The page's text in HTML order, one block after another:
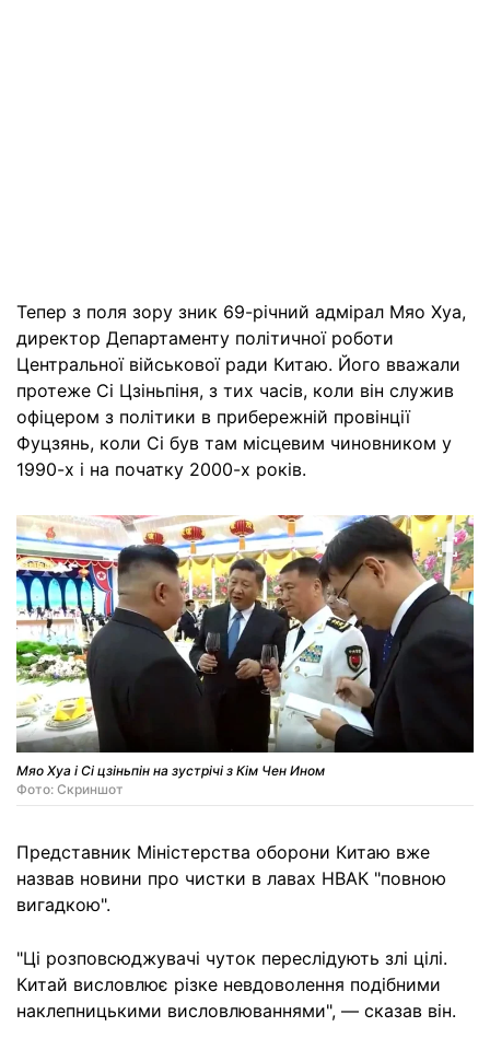
Тепер з поля зору зник 69-річний адмірал Мяо Хуа,
директор Департаменту політичної роботи
Центральної військової ради Китаю. Його вважали
протеже Сі Цзіньпіня, з тих часів, коли він служив
офіцером з політики в прибережній провінції
Фуцзянь, коли Сі був там місцевим чиновником у
1990-х і на початку 2000-х років.
Мяо Хуа і Сі цзіньпін на зустрічі з Кім Чен Ином
Фото: Скриншот
Представник Міністерства оборони Китаю вже
назвав новини про чистки в лавах НВАК "повною
вигадкою".
"Ці розповсюджувачі чуток переслідують злі цілі.
Китай висловлює різке невдоволення подібними
наклепницькими висловлюваннями", — сказав він.